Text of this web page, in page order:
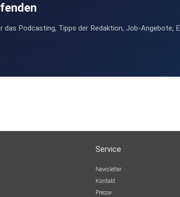
Podcasting, Tipps der Redaktion, Job-Angebote,
Service
Newsletter
Kontakt
Presse